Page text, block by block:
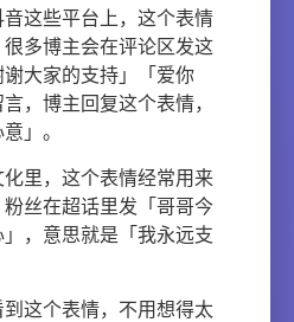
这些平台上，这个表情
多博主会在评论区发这
大家的支持」「爱你
，博主回复这个表情，
」。
里，这个表情经常用来
丝在超话里发「哥哥今
，意思就是「我永远支
这个表情，不用想得太